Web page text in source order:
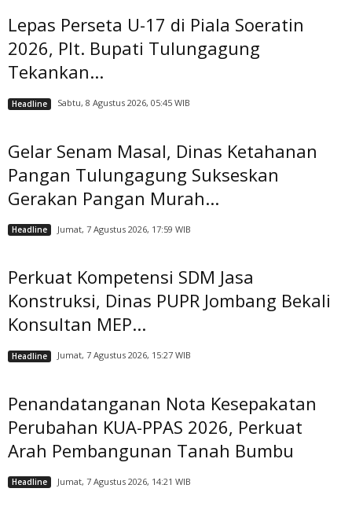
Lepas Perseta U-17 di Piala Soeratin
2026, Plt. Bupati Tulungagung
Tekankan...
Headline Sabtu, 8 Agustus 2026, 05:45 WIB
Gelar Senam Masal, Dinas Ketahanan
Pangan Tulungagung Sukseskan
Gerakan Pangan Murah...
Headline Jumat, 7 Agustus 2026, 17:59 WIB
Perkuat Kompetensi SDM Jasa
Konstruksi, Dinas PUPR Jombang Bekali
Konsultan MEP...
Headline Jumat, 7 Agustus 2026, 15:27 WIB
Penandatanganan Nota Kesepakatan
Perubahan KUA-PPAS 2026, Perkuat
Arah Pembangunan Tanah Bumbu
Headline Jumat, 7 Agustus 2026, 14:21 WIB